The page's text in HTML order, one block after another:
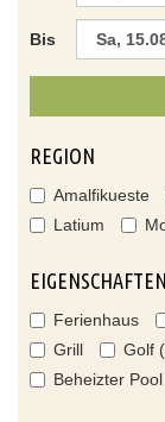
Bis
REGION
Amalfikueste
Latium
EIGENSCHAFTEN
Ferienhaus
Grill
Golf
Beheizter Pool